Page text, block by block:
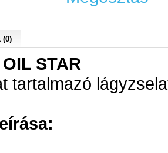
(0)
STAR
tartalmazó